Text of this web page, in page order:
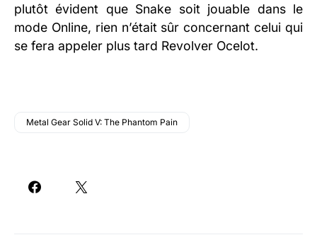
plutôt évident que Snake soit jouable dans le
mode Online, rien n’était sûr concernant celui qui
se fera appeler plus tard Revolver Ocelot.
Metal Gear Solid V: The Phantom Pain